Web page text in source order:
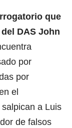
que
DAS John
por
por
el
a Luis
de falsos